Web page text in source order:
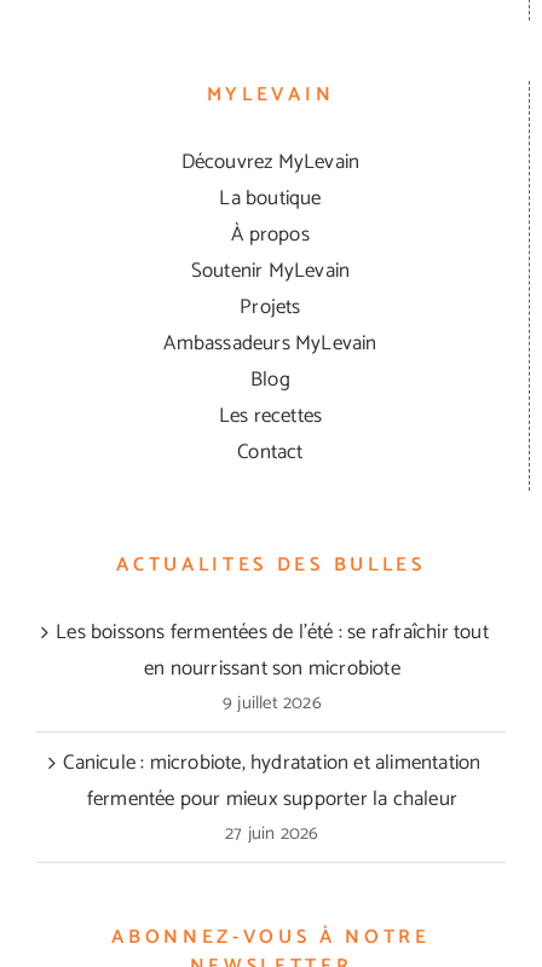
MYLEVAIN
Découvrez MyLevain
La boutique
À propos
Soutenir MyLevain
Projets
Ambassadeurs MyLevain
Blog
Les recettes
Contact
ACTUALITES DES BULLES
Les boissons fermentées de l’été : se rafraîchir tout
en nourrissant son microbiote
9 juillet 2026
Canicule : microbiote, hydratation et alimentation
fermentée pour mieux supporter la chaleur
27 juin 2026
ABONNEZ-VOUS À NOTRE